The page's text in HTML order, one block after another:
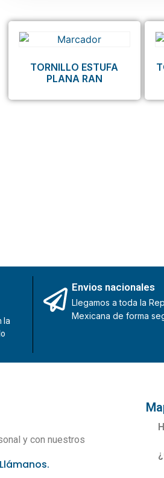
TORNILLO ESTUFA
PLANA RAN
la
Envios nacionales
Llegamos a toda la
Mexicana de forma
y con nuestros